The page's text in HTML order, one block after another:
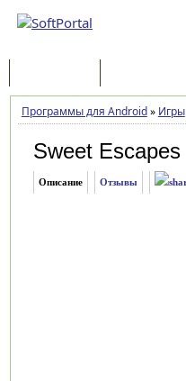
Программы для Android» Игры
Sweet Escapes
Описание Отзывы